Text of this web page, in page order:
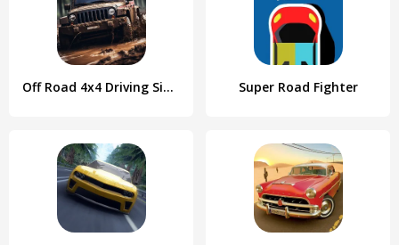
Off Road 4x4 Driving Simulator Super Road Fighter